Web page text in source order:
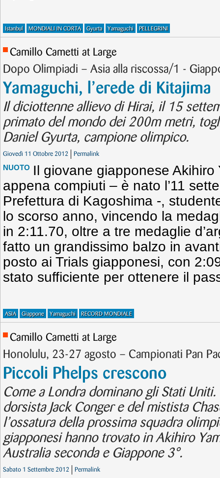
Istanbul MONDIALI IN CORTA Gyurta Yamaguchi PELLEGRINI
Camillo Cametti at Large
Dopo Olimpiadi – Asia alla riscossa/1 -
Yamaguchi, l’erede di Kitajima
Il diciottenne allievo di Hirai, il 15
primato del mondo dei 200m metri,
Daniel Gyurta, campione olimpico.
Giovedì 11 Ottobre 2012 Permalink
NUOTO Il giovane giapponese
appena compiuti – è nato l’11
Prefettura di Kagoshima -,
lo scorso anno, vincendo la
in 2:11.70, oltre a tre medaglie
fatto un grandissimo balzo in
posto ai Trials giapponesi, con
stato sufficiente per ottenere il
ASIA Giappone Yamaguchi RECORD MONDIALE
Camillo Cametti at Large
Honolulu, 23-27 agosto – Campionati Pan
Piccoli Phelps crescono
Come a Londra dominano gli Stati
dorsista Jack Conger e del mistista
l’ossatura della prossima squadra
giapponesi hanno trovato in Akihiro
Australia seconda e Giappone 3°.
Sabato 1 Settembre 2012 Permalink